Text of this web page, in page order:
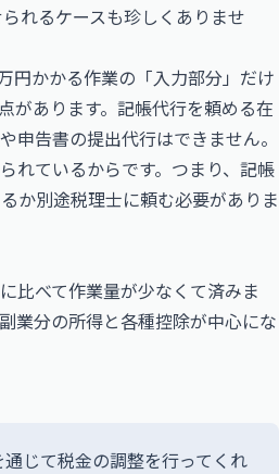
れるケースも珍しくありませ
円かかる作業の「入力部分」だけ
があります。記帳代行を頼める在
告書の提出代行はできません。
れているからです。つまり、記帳
か別途税理士に頼む必要がありま
比べて作業量が少なくて済みま
業分の所得と各種控除が中心にな
じて税金の調整を行ってくれ